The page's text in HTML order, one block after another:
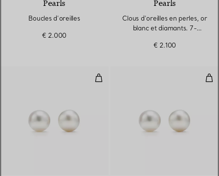
Pearls
Boucles d’oreilles
€ 2.000
Pearls
Clous d’oreilles en perles, or
blanc et diamants. 7-
€ 2.100
Boucles d’oreilles